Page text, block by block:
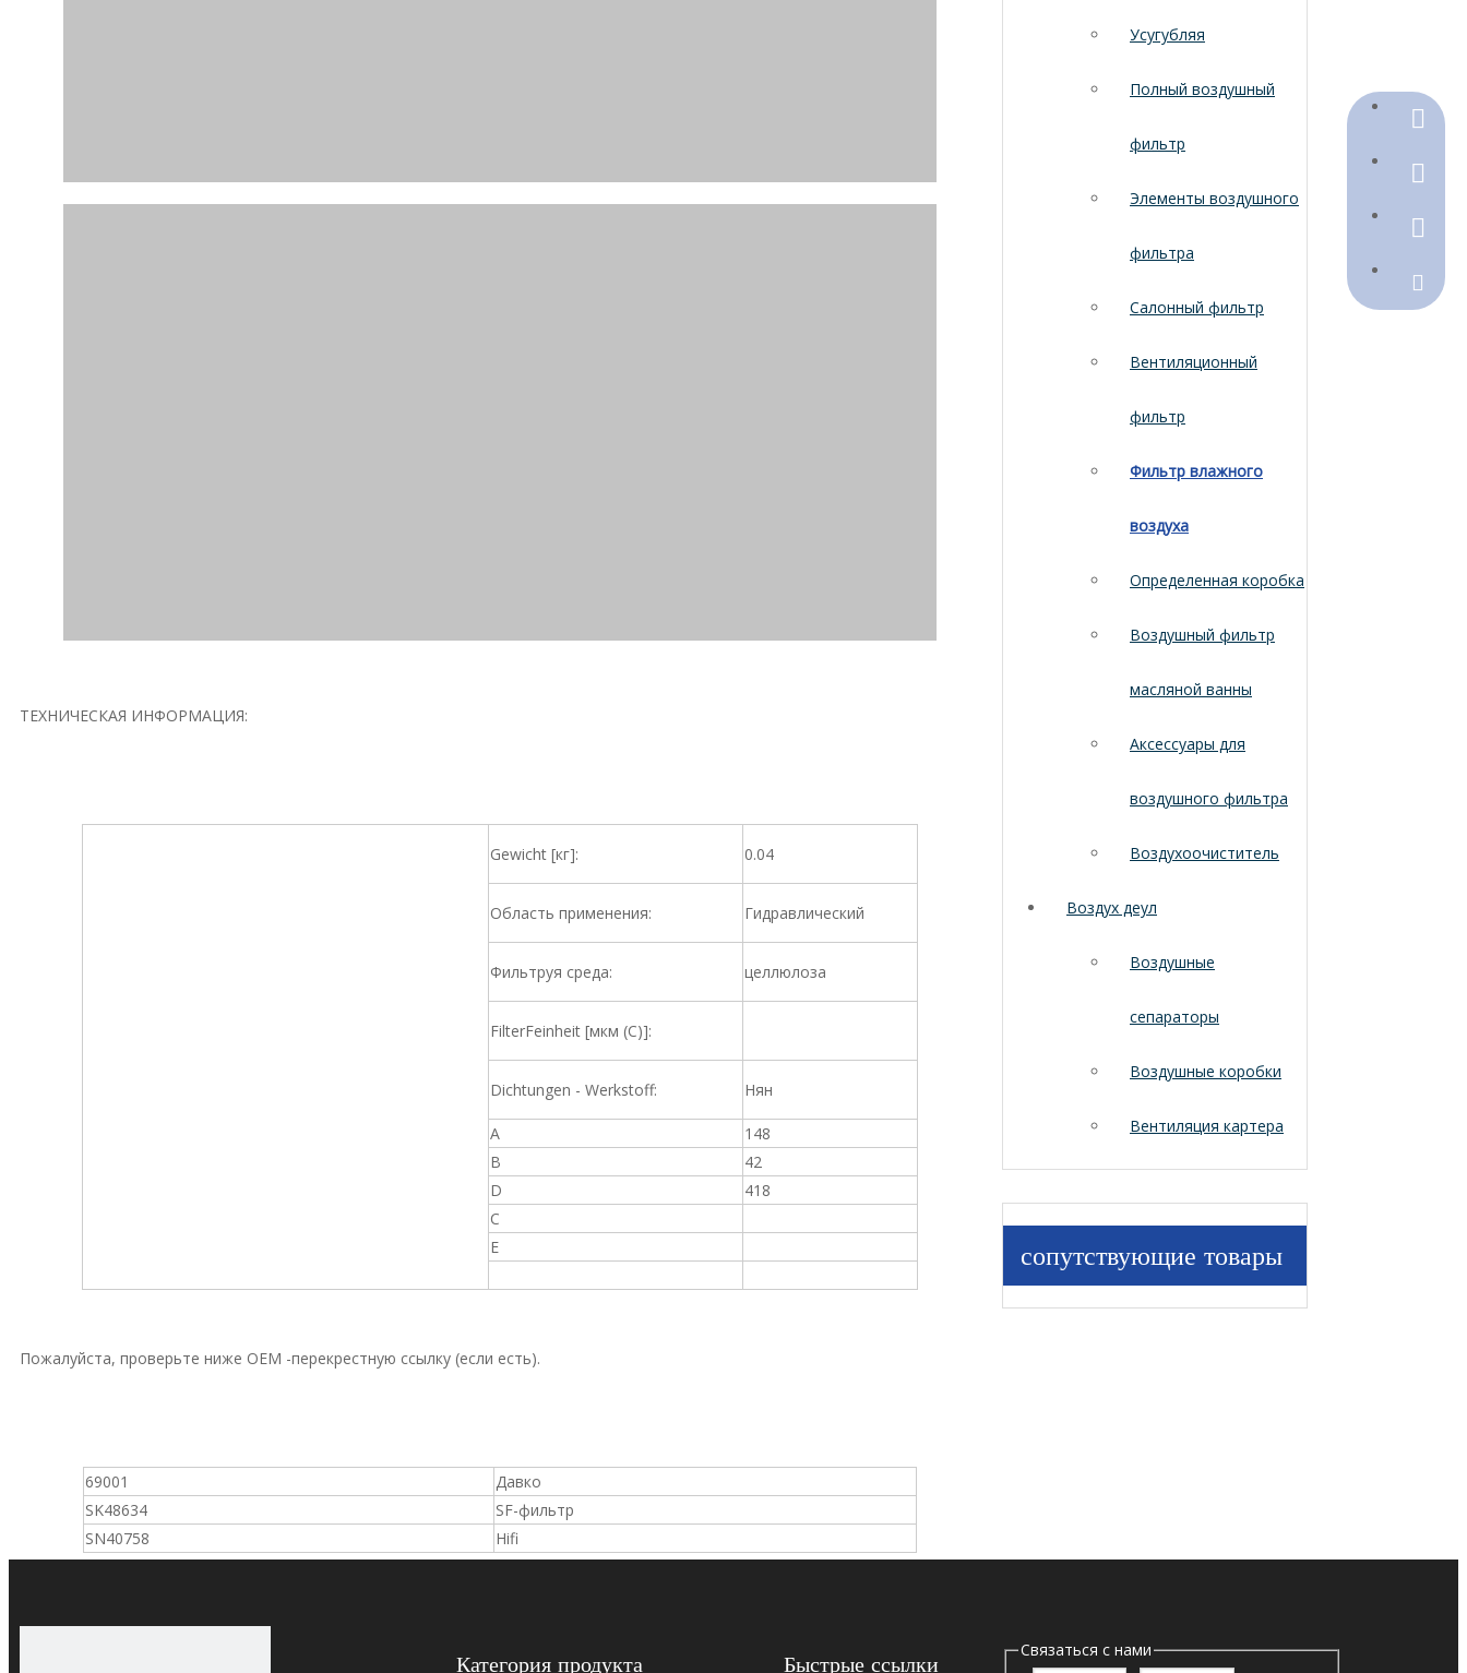
ТЕХНИЧЕСКАЯ ИНФОРМАЦИЯ:
Gewicht [кг]: 0.04
Область применения: Гидравлический
Фильтруя среда: целлюлоза
FilterFeinheit [мкм (C)]:
Dichtungen - Werkstoff: Нян
A
148
B
42
D
418
C
E
Пожалуйста, проверьте ниже OEM -перекрестную ссылку (если есть).
69001
Давко
SK48634
SF-фильтр
SN40758
Hifi
Усугубляя
Полный воздушный
фильтр
Элементы воздушного
фильтра
Салонный фильтр
Вентиляционный
фильтр
Фильтр влажного
воздуха
Определенная коробка
Воздушный фильтр
масляной ванны
Аксессуары для
воздушного фильтра
Воздухоочиститель
Воздух деул
Воздушные
сепараторы
Воздушные коробки
Вентиляция картера
сопутствующие товары
Категория продукта
+86-
Быстрые ссылки
Связаться с нами